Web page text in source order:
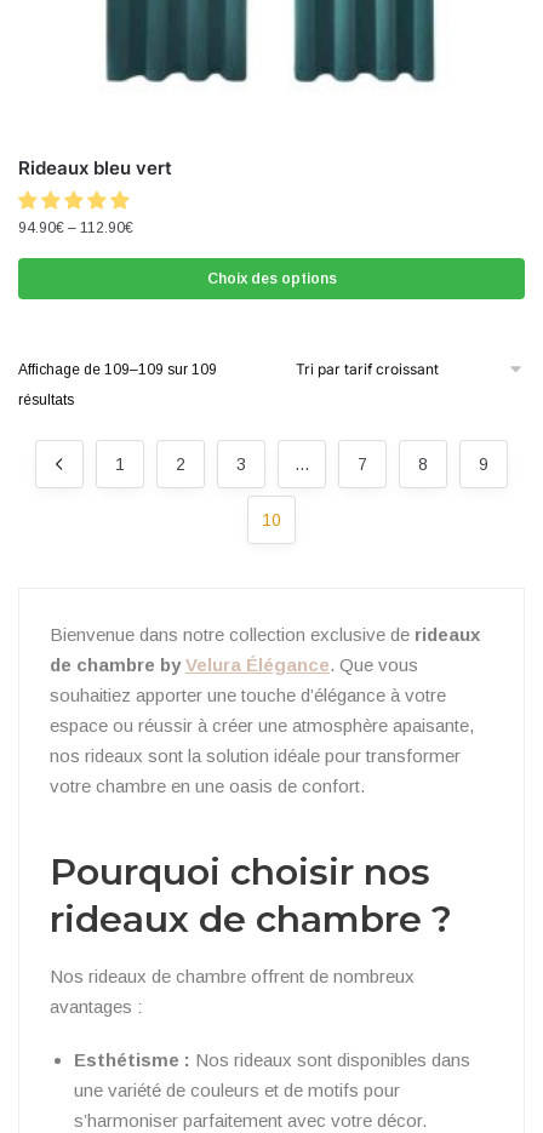
Rideaux bleu vert
94.90€ – 112.90€
Choix des options
Affichage de 109–109 sur 109
résultats
1 2 3 … 7 8 9
10
Bienvenue dans notre collection exclusive de rideaux
de chambre byVelura Élégance. Que vous
souhaitiez apporter une touche d’élégance à votre
espace ou réussir à créer une atmosphère apaisante,
nos rideaux sont la solution idéale pour transformer
votre chambre en une oasis de confort.
Pourquoi choisir nos
rideaux de chambre ?
Nos rideaux de chambre offrent de nombreux
avantages :
Esthétisme : Nos rideaux sont disponibles dans
une variété de couleurs et de motifs pour
s’harmoniser parfaitement avec votre décor.